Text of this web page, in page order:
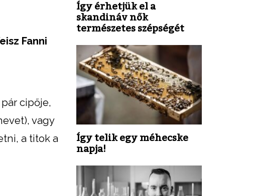
Fanni
cipője,
vagy
a titok a
Így érhetjük el a
skandináv nők
természetes szépségét
Így telik egy méhecske
napja!